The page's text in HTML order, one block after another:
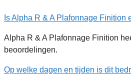
Is Alpha R & A Plafonnage Finition
Alpha R & A Plafonnage Finition
beoordelingen.
Op welke dagen en tijden is dit